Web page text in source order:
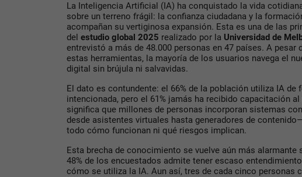
La Inteligencia Artificial (IA) ha conquistado la vida
sobre un terreno frágil: la confianza ciudadana y la
acompañan su vertiginosa expansión. Esta es una de las
del estudio global 2025 realizado por la Universidad de
entrevistó a más de 48.000 personas en 47 países. A pesar
estas herramientas, la mayoría de los usuarios navega el
digital sin brújula ni salvavidas.
El dato es contundente: el 66% de la población utiliza IA de
intencionada, pero el 61% jamás ha recibido capacitación
significa que millones de personas incorporan sistemas
desde asistentes virtuales hasta generadores de
todo cómo funcionan ni qué riesgos implican.
Esta brecha de conocimiento se vuelve aún más alarmante
48% de los encuestados admite tener escaso
cómo se utiliza la IA. Aun así, tres de cada cinco personas